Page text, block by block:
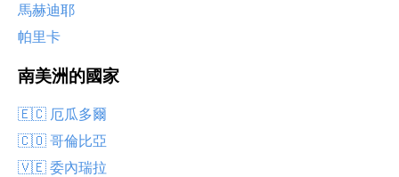
馬赫迪耶
帕里卡
南美洲的國家
🇪🇨 厄瓜多爾
🇨🇴 哥倫比亞
🇻🇪 委內瑞拉